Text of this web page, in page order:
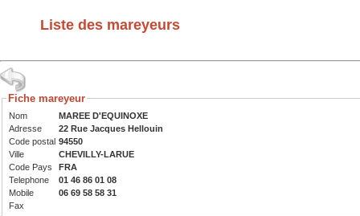
Liste des mareyeurs
Fiche mareyeur
Nom
MAREE D'EQUINOXE
Adresse
22 Rue Jacques Hellouin
Code postal 94550
Ville
CHEVILLY-LARUE
Code Pays
FRA
Telephone
01 46 86 01 08
Mobile
06 69 58 58 31
Fax